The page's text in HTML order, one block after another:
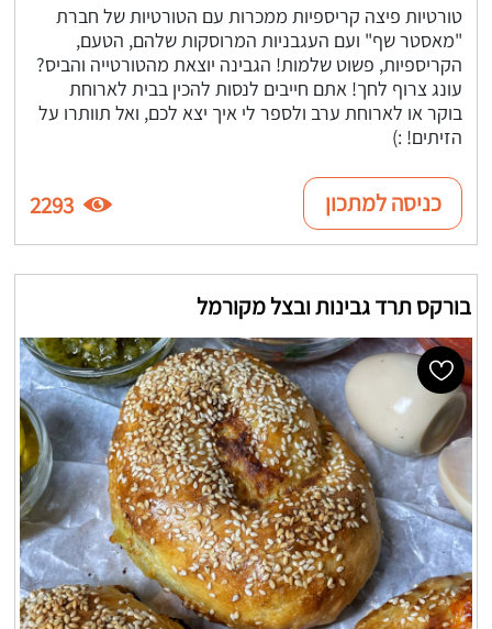
טורטיות פיצה קריספיות ממכרות עם הטורטיות של חברת
"מאסטר שף" ועם העגבניות המרוסקות שלהם, הטעם,
הקריספיות, פשוט שלמות! הגבינה יוצאת מהטורטייה והביס?
עונג צרוף לחך! אתם חייבים לנסות להכין בבית לארוחת
בוקר או לארוחת ערב ולספר לי איך יצא לכם, ואל תוותרו על
הזיתים! :)
כניסה למתכון 2293
בורקס תרד גבינות ובצל מקורמל